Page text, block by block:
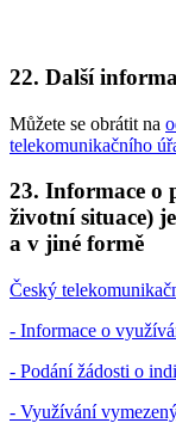
22. Další
Můžete se obrátit na
telekomunikačního
23. Informace o
životní situace)
a v jiné formě
Český
- Informace o
- Podání žádosti o
- Využívání